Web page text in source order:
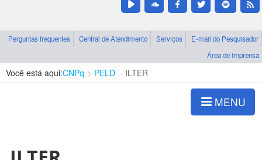
Perguntas frequentes Central de Atendimento Serviços
E-mail do Pesquisador
Área de imprensa
Você está aqui:CNPq PELD ILTER
MENU